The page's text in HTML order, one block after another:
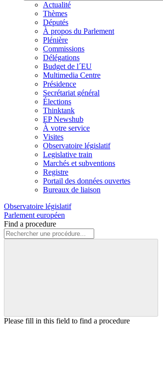
Actualité
Thèmes
Députés
À propos du Parlement
Plénière
Commissions
Délégations
Budget de l´EU
Multimedia Centre
Présidence
Secrétariat général
Élections
Thinktank
EP Newshub
À votre service
Visites
Observatoire législatif
Legislative train
Marchés et subventions
Registre
Portail des données ouvertes
Bureaux de liaison
Observatoire législatif
Parlement européen
Find a procedure
Please fill in this field to find a procedure